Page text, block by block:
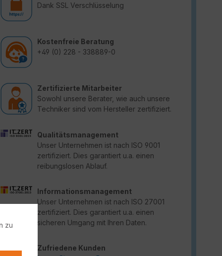
Dank SSL Verschlüsselung
Kostenfreie Beratung
+49 (0) 228 - 338889-0
Zertifizierte Mitarbeiter
Sowohl unsere Berater, wie auch unsere
Techniker sind vom Hersteller zertifiziert.
Qualitätsmanagement
Unser Unternehmen ist nach ISO 9001
zertifiziert. Dies garantiert u.a. einen
reibungslosen Ablauf.
Informationsmanagement
Unser Unternehmen ist nach ISO 27001
zertifiziert. Dies garantiert u.a. einen
sicheren Umgang mit Ihren Daten.
Zufriedene Kunden
zu